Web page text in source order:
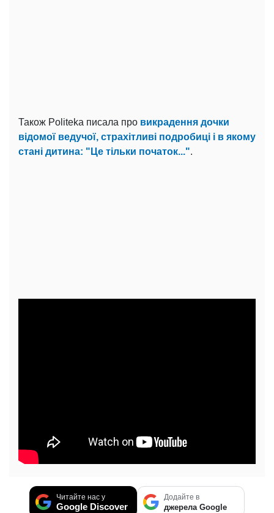
Також Politeka писала про викрадення дочки
відомої ведучої, страхітливі подробиці і в якому
стані дитина: "Це тільки початок...".
Читайте нас у
Google Discover
Додайте в
джерела Google